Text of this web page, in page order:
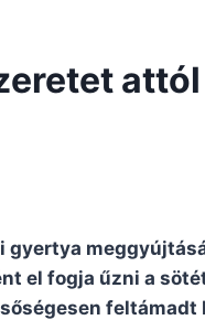
el fogja űzni a